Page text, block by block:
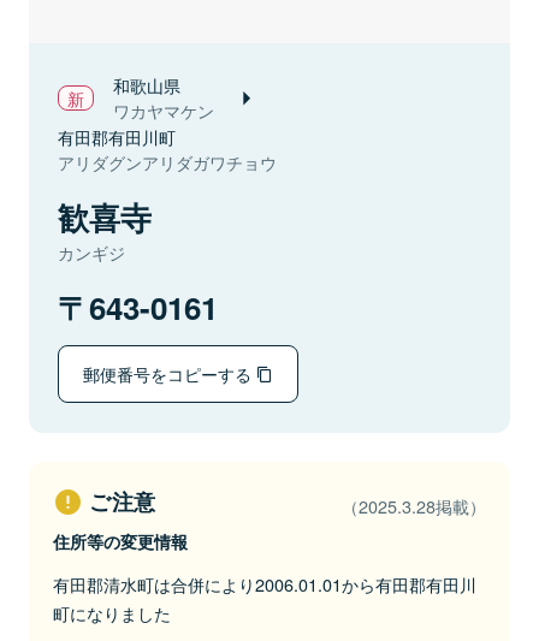
和歌山県
ワカヤマケン
有田郡有田川町
アリダグンアリダガワチョウ
歓喜寺
カンギジ
643-0161
郵便番号をコピーする
ご注意 （2025.3.28掲載）
住所等の変更情報
有田郡清水町は合併により2006.01.01から有田郡有田川
町になりました